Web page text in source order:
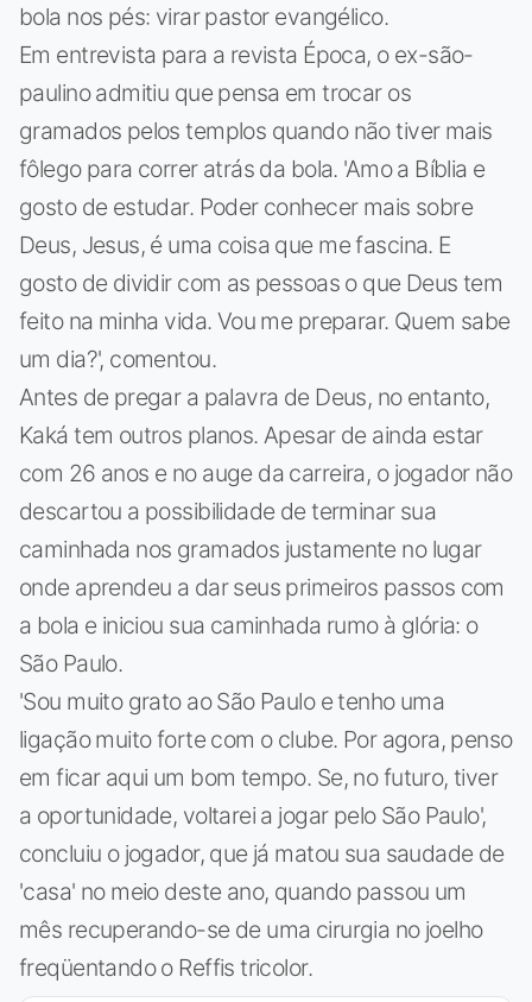
bola nos pés: virar pastor evangélico.
Em entrevista para a revista Época, o ex-são-
paulino admitiu que pensa em trocar os
gramados pelos templos quando não tiver mais
fôlego para correr atrás da bola. 'Amo a Bíblia e
gosto de estudar. Poder conhecer mais sobre
Deus, Jesus, é uma coisa que me fascina. E
gosto de dividir com as pessoas o que Deus tem
feito na minha vida. Vou me preparar. Quem sabe
um dia?', comentou.
Antes de pregar a palavra de Deus, no entanto,
Kaká tem outros planos. Apesar de ainda estar
com 26 anos e no auge da carreira, o jogador não
descartou a possibilidade de terminar sua
caminhada nos gramados justamente no lugar
onde aprendeu a dar seus primeiros passos com
a bola e iniciou sua caminhada rumo à glória: o
São Paulo.
'Sou muito grato ao São Paulo e tenho uma
ligação muito forte com o clube. Por agora, penso
em ficar aqui um bom tempo. Se, no futuro, tiver
a oportunidade, voltarei a jogar pelo São Paulo',
concluiu o jogador, que já matou sua saudade de
'casa' no meio deste ano, quando passou um
mês recuperando-se de uma cirurgia no joelho
freqüentando o Reffis tricolor.